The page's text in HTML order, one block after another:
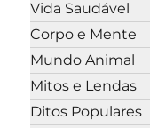
Vida Saudável
Corpo e Mente
Mundo Animal
Mitos e Lendas
Ditos Populares